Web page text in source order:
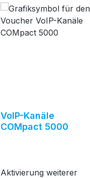
VoIP-Kanäle
COMpact 5000
Aktivierung weiterer